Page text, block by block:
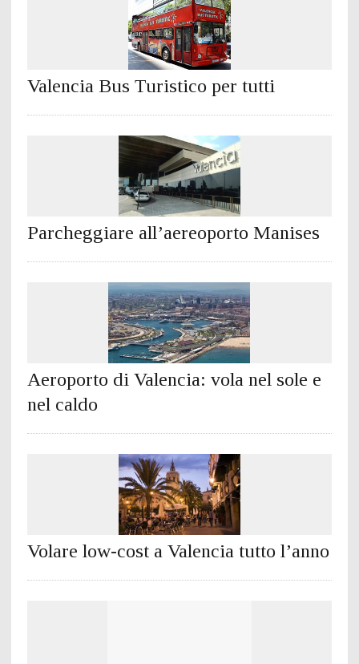
Valencia Bus Turistico per tutti
Parcheggiare all’aereoporto Manises
Aeroporto di Valencia: vola nel sole e
nel caldo
Volare low-cost a Valencia tutto l’anno